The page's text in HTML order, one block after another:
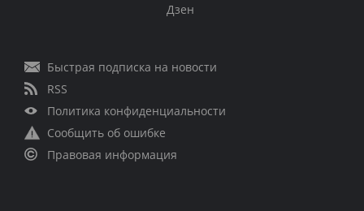
Дзен
Быстрая подписка на новости
RSS
Политика конфиденциальности
Сообщить об ошибке
Правовая информация